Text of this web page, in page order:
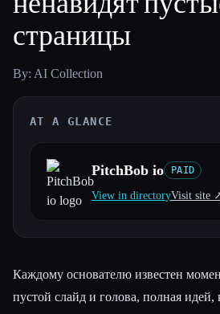
Все категории
О нас
страницы
By: AI Collection
AT A GLANCE
PitchBob io PAID
View in directoryVisit site
Каждому основателю известен
пустой слайд и голова, полная идей,